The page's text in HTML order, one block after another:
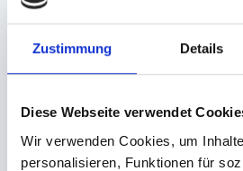
Zustimmung Details
Diese Webseite verwendet
Wir verwenden Cookies, um
personalisieren, Funktionen für
Angaben zur
Bullhamm 24-26, D-26441
interessiert sein